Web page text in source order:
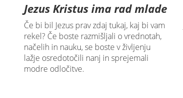
Jezus Kristus ima rad mlade
Če bi bil Jezus prav zdaj tukaj, kaj bi vam
rekel? Če boste razmišljali o vrednotah,
načelih in nauku, se boste v življenju
lažje osredotočili nanj in sprejemali
modre odločitve.